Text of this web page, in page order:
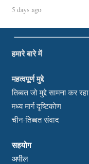
5 days ago
हमारे बारे में
महत्वपूर्ण मुद्दे
तिब्बत जो मुद्दे सामना कर रहा
मध्य मार्ग दृष्टिकोण
चीन-तिब्बत संवाद
सहयोग
अपील